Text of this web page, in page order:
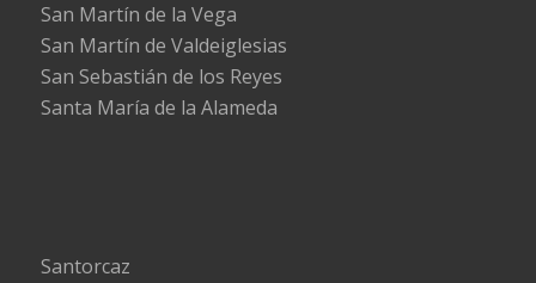
San Martín de la Vega
San Martín de Valdeiglesias
San Sebastián de los Reyes
Santa María de la Alameda
Santorcaz